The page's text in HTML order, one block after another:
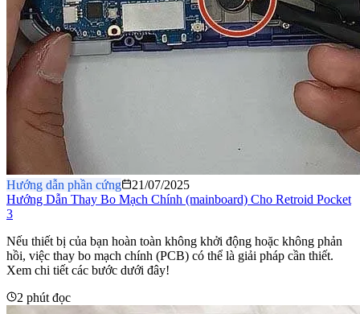
Hướng dẫn phần cứng
21/07/2025
Hướng Dẫn Thay Bo Mạch Chính (mainboard) Cho Retroid Pocket
3
Nếu thiết bị của bạn hoàn toàn không khởi động hoặc không phản
hồi, việc thay bo mạch chính (PCB) có thể là giải pháp cần thiết.
Xem chi tiết các bước dưới đây!
2 phút đọc